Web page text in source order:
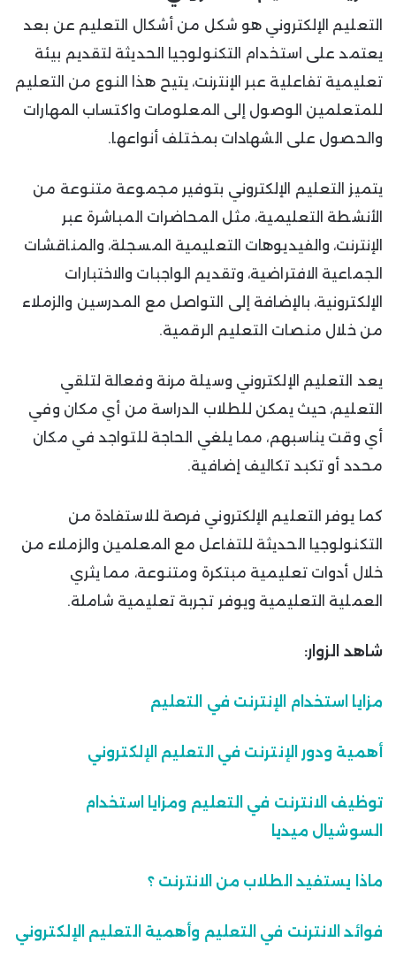
التعليم الإلكتروني هو شكل من أشكال التعليم عن بعد
يعتمد على استخدام التكنولوجيا الحديثة لتقديم بيئة
تعليمية تفاعلية عبر الإنترنت، يتيح هذا النوع من التعليم
للمتعلمين الوصول إلى المعلومات واكتساب المهارات
والحصول على الشهادات بمختلف أنواعها.
يتميز التعليم الإلكتروني بتوفير مجموعة متنوعة من
الأنشطة التعليمية، مثل المحاضرات المباشرة عبر
الإنترنت، والفيديوهات التعليمية المسجلة، والمناقشات
الجماعية الافتراضية، وتقديم الواجبات والاختبارات
الإلكترونية، بالإضافة إلى التواصل مع المدرسين والزملاء
من خلال منصات التعليم الرقمية.
يعد التعليم الإلكتروني وسيلة مرنة وفعالة لتلقي
التعليم، حيث يمكن للطلاب الدراسة من أي مكان وفي
أي وقت يناسبهم، مما يلغي الحاجة للتواجد في مكان
محدد أو تكبد تكاليف إضافية.
كما يوفر التعليم الإلكتروني فرصة للاستفادة من
التكنولوجيا الحديثة للتفاعل مع المعلمين والزملاء من
خلال أدوات تعليمية مبتكرة ومتنوعة، مما يثري
العملية التعليمية ويوفر تجربة تعليمية شاملة.
شاهد الزوار:
مزايا استخدام الإنترنت في التعليم
أهمية ودور الإنترنت في التعليم الإلكتروني
توظيف الانترنت في التعليم ومزايا استخدام
السوشيال ميديا
ماذا يستفيد الطلاب من الانترنت ؟
فوائد الانترنت في التعليم وأهمية التعليم الإلكتروني